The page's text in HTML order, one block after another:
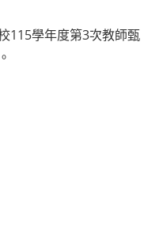
115學年度第3次教師甄